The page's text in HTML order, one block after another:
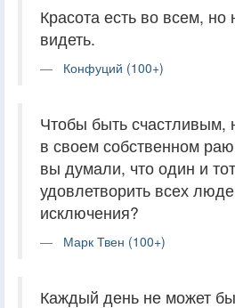
Красота есть во всем, но
видеть.
Конфуций (100+)
Чтобы быть счастливым,
в своем собственном
вы думали, что один и
удовлетворить всех
исключения?
Марк Твен (100+)
Каждый день не может